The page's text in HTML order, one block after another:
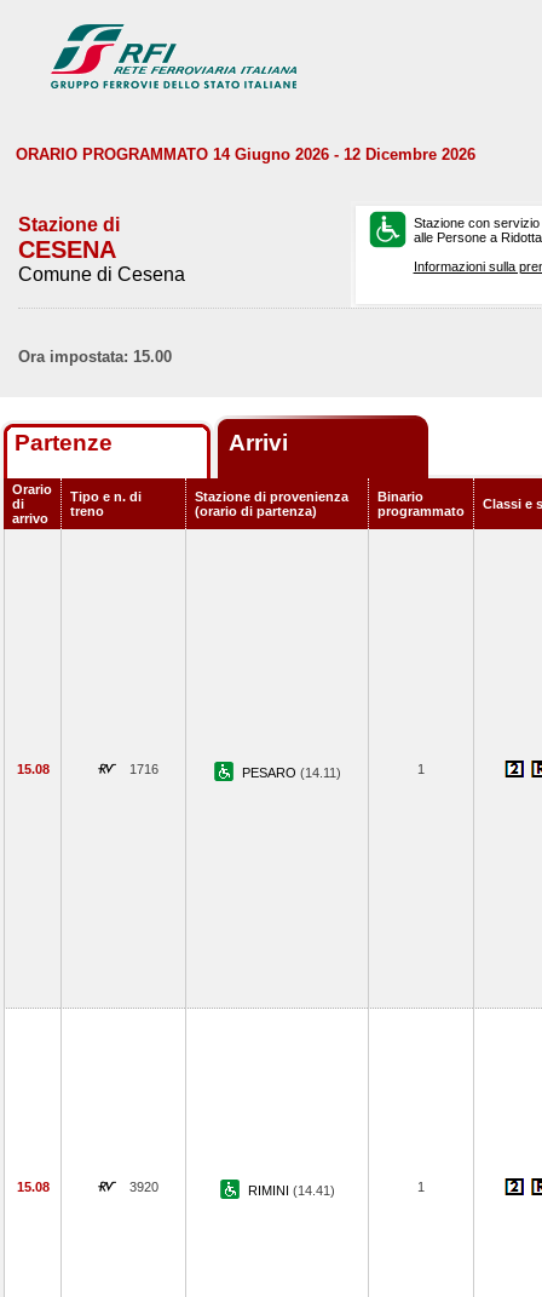
ORARIO PROGRAMMATO 14 Giugno 2026 - 12 Dicembre 2026
Stazione di
CESENA
Comune di Cesena
Stazione con
alle Persone a
Informazioni sulla
Ora impostata: 15.00
Partenze Arrivi
Orario
di
arrivo
Tipo e n. di
treno
Stazione di provenienza
(orario di partenza)
Binario
programmato
Classi e
15.08 1716 PESARO (14.11) 1
15.08 3920 RIMINI (14.41) 1